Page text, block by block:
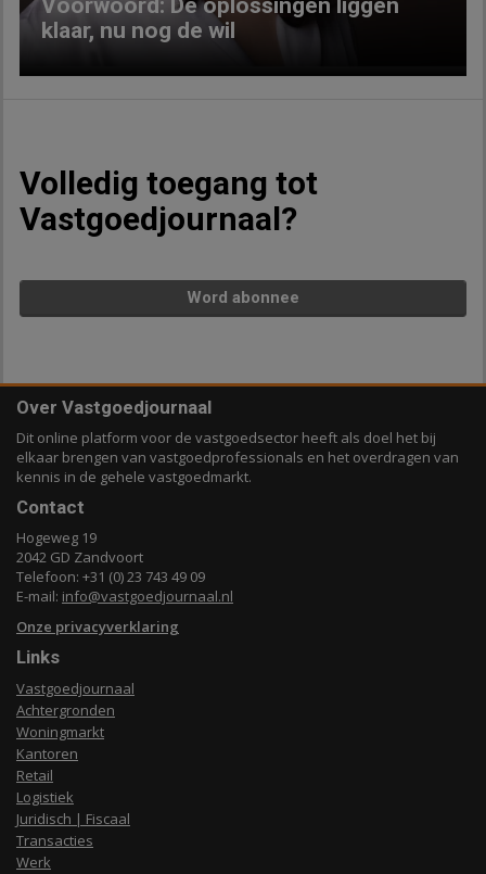
Voorwoord: De oplossingen liggen
klaar, nu nog de wil
Volledig toegang tot
Vastgoedjournaal?
Word abonnee
Over Vastgoedjournaal
Dit online platform voor de vastgoedsector heeft als doel het bij
elkaar brengen van vastgoedprofessionals en het overdragen van
kennis in de gehele vastgoedmarkt.
Contact
Hogeweg 19
2042 GD Zandvoort
Telefoon: +31 (0) 23 743 49 09
E-mail: info@vastgoedjournaal.nl
Onze privacyverklaring
Links
Vastgoedjournaal
Achtergronden
Woningmarkt
Kantoren
Retail
Logistiek
Juridisch | Fiscaal
Transacties
Werk